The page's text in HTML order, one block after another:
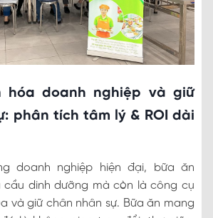
hóa doanh nghiệp và giữ
phân tích tâm lý & ROI dài
doanh nghiệp hiện đại, bữa ăn
cầu dinh dưỡng mà còn là công cụ
và giữ chân nhân sự. Bữa ăn mang